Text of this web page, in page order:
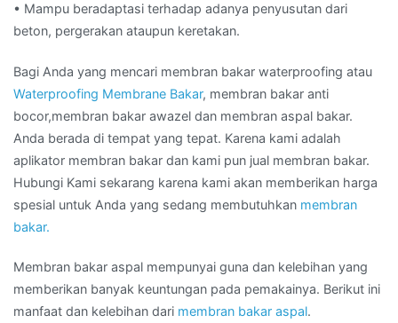
• Mampu beradaptasi terhadap adanya penyusutan dari
beton, pergerakan ataupun keretakan.
Bagi Anda yang mencari membran bakar waterproofing atau
Waterproofing Membrane Bakar, membran bakar anti
bocor,membran bakar awazel dan membran aspal bakar.
Anda berada di tempat yang tepat. Karena kami adalah
aplikator membran bakar dan kami pun jual membran bakar.
Hubungi Kami sekarang karena kami akan memberikan harga
spesial untuk Anda yang sedang membutuhkan membran
bakar.
Membran bakar aspal mempunyai guna dan kelebihan yang
memberikan banyak keuntungan pada pemakainya. Berikut ini
manfaat dan kelebihan dari membran bakar aspal.